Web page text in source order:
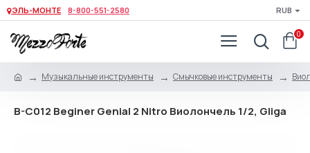
ЭЛЬ-МОНТЕ 8-800-551-2580 RUB
0
Музыкальные инструменты Смычковые инструменты
B-C012 Beginer Genial 2 Nitro Виолончель 1/2, Gliga